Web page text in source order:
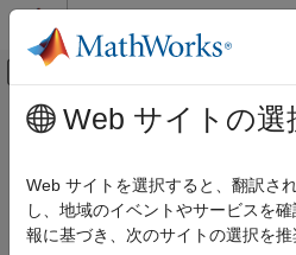
コンテンツへスキップ
オフキャンバス
ドキュメンテーションのホーム
SimEvents
Block Authoring
メインコンテンツ
Create Custom
Observers for entities and events
To create custom observers of
Web サイトの選
Web サイトを選択すると、翻訳さ
し、地域のイベントやサービスを
報に基づき、次のサイトの選択を推